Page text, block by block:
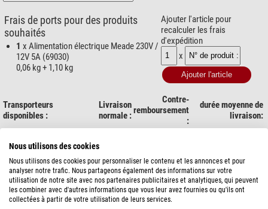
Frais de ports pour des produits
souhaités
1 x Alimentation électrique Meade 230V /
12V 5A (69030)
0,06 kg + 1,10 kg
Ajouter l'article pour
recalculer les frais
d'expédition
x
Transporteurs
disponibles :
Livraison
normale :
Contre-
remboursement
:
durée moyenne de
livraison:
DHL Express 27,90 $
Afficher la vue d'ensemble des frais d'expédition en fonction du poids du
colis, pour le pays sélectionné ci-dessus.
Nous utilisons des cookies
Nous utilisons des cookies pour personnaliser le contenu et les annonces et pour
analyser notre trafic. Nous partageons également des informations sur votre
utilisation de notre site avec nos partenaires publicitaires et analytiques, qui peuvent
les combiner avec d'autres informations que vous leur avez fournies ou qu'ils ont
collectées à partir de votre utilisation de leurs services.